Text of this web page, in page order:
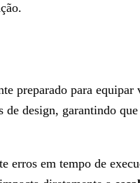
preparado para
design, garantindo
erros em tempo de